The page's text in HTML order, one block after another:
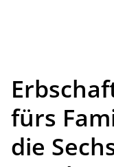
fürs
die